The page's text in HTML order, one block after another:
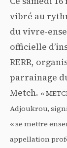
vibré au
du vivre-
officielle
RERR,
parrainage
Metch. «
Adjoukrou,
« se mettre
appellation